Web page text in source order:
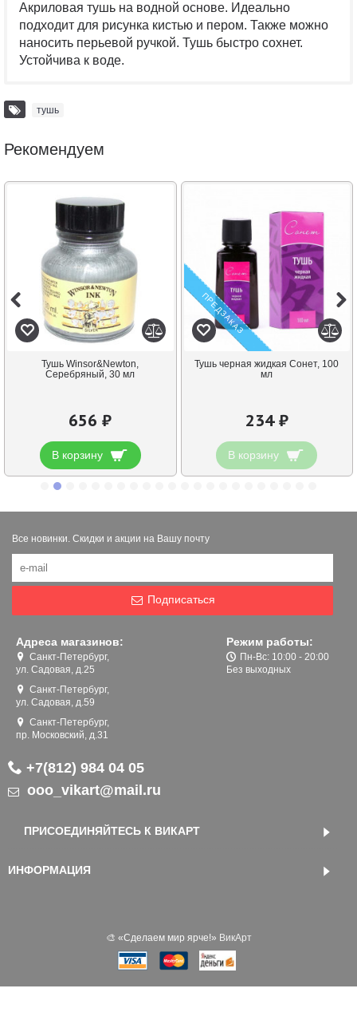
Акриловая тушь на водной основе. Идеально
подходит для рисунка кистью и пером. Также можно
наносить перьевой ручкой. Тушь быстро сохнет.
Устойчива к воде.
тушь
Рекомендуем
Тушь Winsor&Newton,
Серебряный, 30 мл
656 ₽
В корзину
ПРЕДЗАКАЗ
Тушь черная жидкая Сонет, 100
мл
234 ₽
В корзину
Все новинки. Скидки и акции на Вашу почту
Подписаться
Адреса магазинов:
Санкт-Петербург,
ул. Садовая, д.25
Санкт-Петербург,
ул. Садовая, д.59
Санкт-Петербург,
пр. Московский, д.31
Режим работы:
Пн-Вс: 10:00 - 20:00
Без выходных
+7(812) 984 04 05
ooo_vikart@mail.ru
ПРИСОЕДИНЯЙТЕСЬ К ВИКАРТ
ИНФОРМАЦИЯ
🎨 «‎Сделаем мир ярче!» ВикАрт